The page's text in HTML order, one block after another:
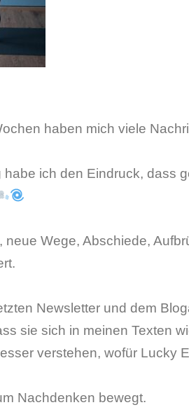
haben mich viele
habe ich den Eindruck, dass
neue Wege, Abschiede,
Newsletter und dem
sie sich in meinen Texten
verstehen, wofür Lucky
Nachdenken bewegt.